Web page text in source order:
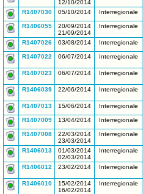
12/10/2014
R1407030
05/10/2014 Interregionale
R1406055
20/09/2014
21/09/2014
Interregionale
R1407026
03/08/2014 Interregionale
R1407022 06/07/2014 Interregionale
R1407023
06/07/2014 Interregionale
R1406039
22/06/2014 Interregionale
R1407013
15/06/2014 Interregionale
R1407009 13/04/2014 Interregionale
R1407008
22/03/2014
23/03/2014
Interregionale
R1406013
01/03/2014
02/03/2014
Interregionale
R1406012
23/02/2014 Interregionale
R1406010
15/02/2014
16/02/2014
Interregionale